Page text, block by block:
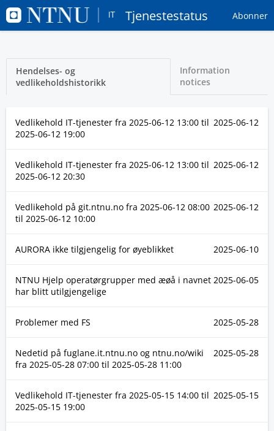
Tjenestestatus Abonner
Hendelses- og
vedlikeholdshistorikk
Information
notices
2025-06-12
Vedlikehold IT-tjenester fra 2025-06-12 13:00 til
2025-06-12 19:00
2025-06-12
Vedlikehold IT-tjenester fra 2025-06-12 13:00 til
2025-06-12 20:30
2025-06-12
Vedlikehold på git.ntnu.no fra 2025-06-12 08:00
til 2025-06-12 10:00
2025-06-10
AURORA ikke tilgjengelig for øyeblikket
2025-06-05
NTNU Hjelp operatørgrupper med æøå i navnet
har blitt utilgjengelige
2025-05-28
Problemer med FS
2025-05-28
Nedetid på fuglane.it.ntnu.no og ntnu.no/wiki
fra 2025-05-28 07:00 til 2025-05-28 11:00
2025-05-15
Vedlikehold IT-tjenester fra 2025-05-15 14:00 til
2025-05-15 19:00